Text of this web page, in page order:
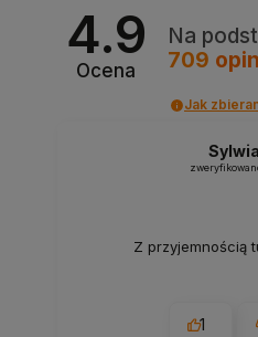
4.9
Ocena
Na
709
Jak
Sylwia
Z przyjemnością
1